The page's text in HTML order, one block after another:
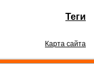
Теги
Карта сайта